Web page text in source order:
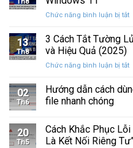
C
Th8
Chức năng bình luận bị tắtở
13
Th8
3 Cách Tắt Tường
và Hiệu Quả (2025)
Chức năng bình luận bị tắtở
02
Th6
Hướng dẫn cách
file nhanh chóng
20
Th5
Cách Khắc Phục
Là Kết Nối Riêng